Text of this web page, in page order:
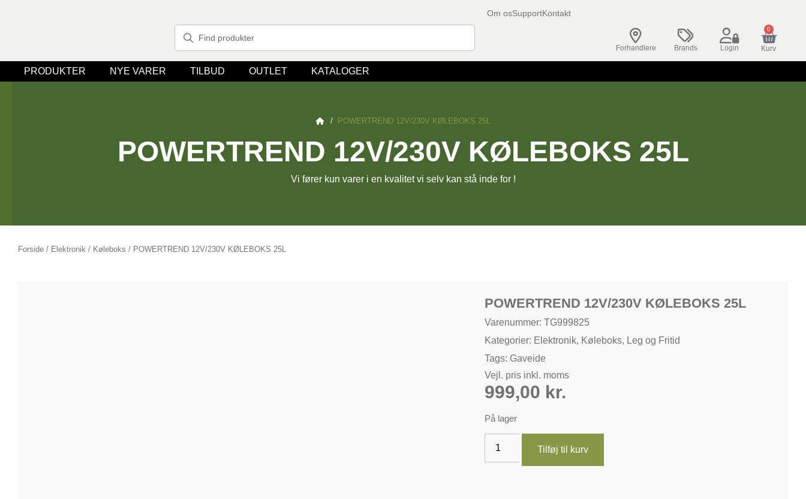
Om osSupportKontakt
Forhandlere Brands Login
0
Kurv
PRODUKTER NYE VARER TILBUD OUTLET KATALOGER
/ POWERTREND 12V/230V KØLEBOKS 25L
POWERTREND 12V/230V KØLEBOKS 25L
Vi fører kun varer i en kvalitet vi selv kan stå inde for !
Forside / Elektronik / Køleboks / POWERTREND 12V/230V KØLEBOKS 25L
POWERTREND 12V/230V KØLEBOKS 25L
Varenummer: TG999825
Kategorier: Elektronik, Køleboks, Leg og Fritid
Tags: Gaveide
Vejl. pris inkl. moms
999,00 kr.
På lager
Tilføj til kurv